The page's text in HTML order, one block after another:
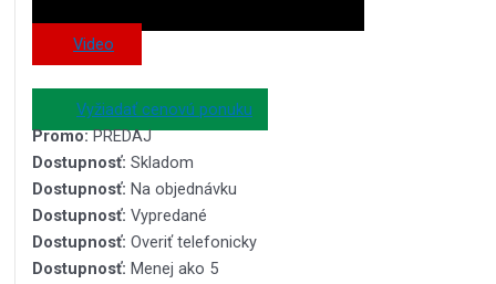
Video
Vyžiadať cenovú ponuku
Promo:PREDAJ
Dostupnosť: Skladom
Dostupnosť: Na objednávku
Dostupnosť: Vypredané
Dostupnosť: Overiť telefonicky
Dostupnosť: Menej ako 5